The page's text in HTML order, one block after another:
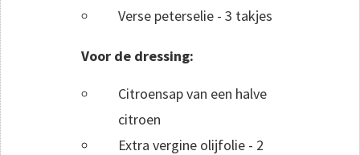
Verse peterselie - 3 takjes
Voor de dressing:
Citroensap van een halve
citroen
Extra vergine olijfolie - 2